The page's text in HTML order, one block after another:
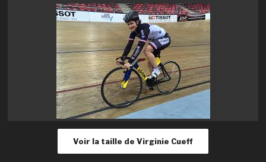
Voir la taille de Virginie Cueff